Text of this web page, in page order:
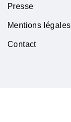
Presse
Mentions légales
Contact